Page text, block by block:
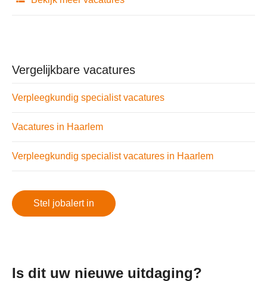
Vergelijkbare vacatures
Verpleegkundig specialist vacatures
Vacatures in Haarlem
Verpleegkundig specialist vacatures in Haarlem
Stel jobalert in
Is dit uw nieuwe uitdaging?